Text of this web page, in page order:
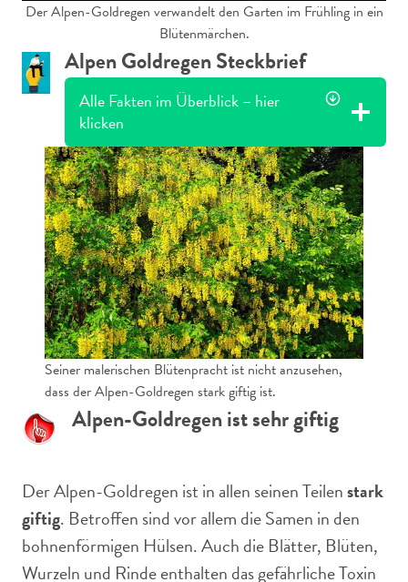
Der Alpen-Goldregen verwandelt den Garten im Frühling in ein
Blütenmärchen.
Alpen Goldregen Steckbrief
Alle Fakten im Überblick – hier
klicken
Seiner malerischen Blütenpracht ist nicht anzusehen,
dass der Alpen-Goldregen stark giftig ist.
Alpen-Goldregen ist sehr giftig
Der Alpen-Goldregen ist in allen seinen Teilenstark
giftig. Betroffen sind vor allem die Samen in den
bohnenförmigen Hülsen. Auch die Blätter, Blüten,
Wurzeln und Rinde enthalten das gefährliche Toxin